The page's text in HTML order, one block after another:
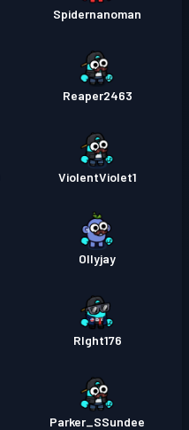
Spidernanoman
Reaper2463
ViolentViolet1
Ollyjay
RIght176
Parker_SSundee